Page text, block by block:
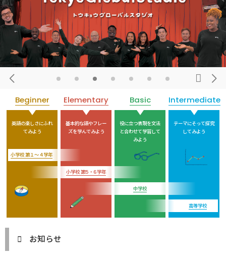
Beginner
英語の楽しさにふれ
てみよう
小学校 第１～４学年
Elementary
基本的な語やフレー
ズを学んでみよう
小学校 第5・6学年
Basic
役に立つ表現を文法
と合わせて学習して
みよう
中学校
Intermediate
テーマにそって探究
してみよう
高等学校
お知らせ